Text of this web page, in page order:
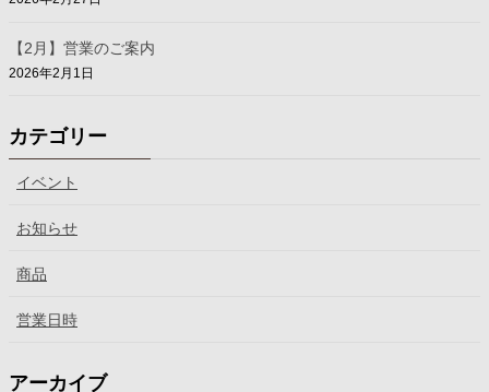
【2月】営業のご案内
2026年2月1日
カテゴリー
イベント
お知らせ
商品
営業日時
アーカイブ